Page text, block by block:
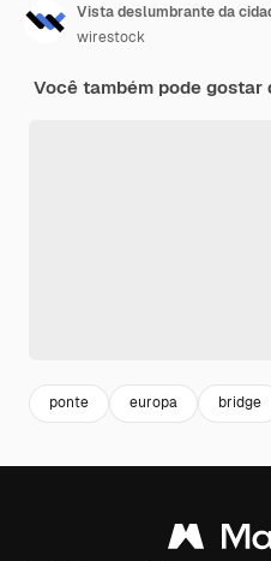
wirestock
Você também pode gostar
ponte europa bridge